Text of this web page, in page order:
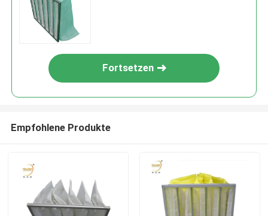
Fortsetzen
Empfohlene Produkte